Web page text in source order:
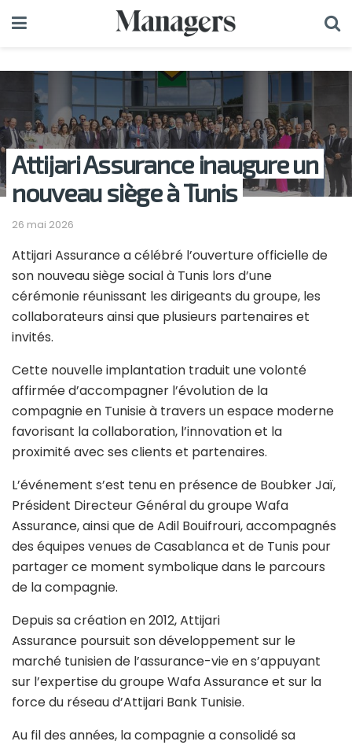
Attijari Assurance inaugure un
nouveau siège à Tunis
26 mai 2026
Attijari Assurancea célébré l’ouverture officielle de
son nouveau siège social à Tunis lors d’une
cérémonie réunissant les dirigeants du groupe, les
collaborateurs ainsi que plusieurs partenaires et
invités.
Cette nouvelle implantation traduit une volonté
affirmée d’accompagner l’évolution de la
compagnie en Tunisie à travers un espace moderne
favorisant la collaboration, l’innovation et la
proximité avec ses clients et partenaires.
L’événement s’est tenu en présence de Boubker Jaï,
Président Directeur Général du groupe Wafa
Assurance, ainsi que de Adil Bouifrouri, accompagnés
des équipes venues de Casablanca et de Tunis pour
partager ce moment symbolique dans le parcours
de la compagnie.
Depuis sa création en 2012, Attijari
Assurance poursuit son développement sur le
marché tunisien de l’assurance-vie en s’appuyant
sur l’expertise du groupe Wafa Assurance et sur la
force du réseau d’Attijari Bank Tunisie.
Au fil des années, la compagnie a consolidé sa